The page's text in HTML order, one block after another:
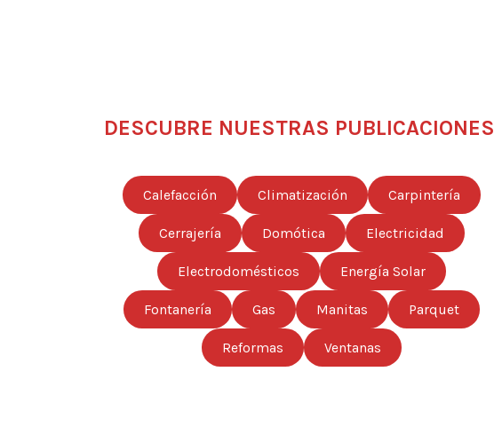
DESCUBRE NUESTRAS PUBLICACIONES
Calefacción Climatización Carpintería
Cerrajería Domótica Electricidad
Electrodomésticos Energía Solar
Fontanería Gas Manitas Parquet
Reformas Ventanas